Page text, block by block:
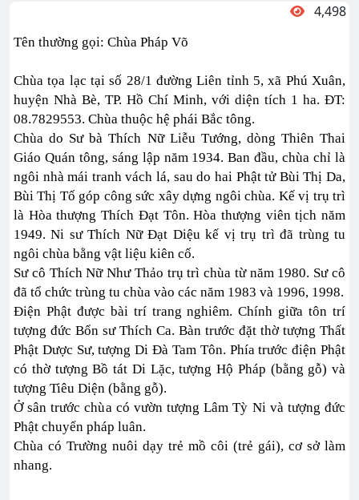
4,498
Tên thường gọi: Chùa Pháp Võ
Chùa tọa lạc tại số 28/1 đường Liên tỉnh 5, xã Phú Xuân,
huyện Nhà Bè, TP. Hồ Chí Minh, với diện tích 1 ha. ĐT:
08.7829553. Chùa thuộc hệ phái Bắc tông.
Chùa do Sư bà Thích Nữ Liễu Tướng, dòng Thiên Thai
Giáo Quán tông, sáng lập năm 1934. Ban đầu, chùa chỉ là
ngôi nhà mái tranh vách lá, sau do hai Phật tử Bùi Thị Da,
Bùi Thị Tố góp công sức xây dựng ngôi chùa. Kế vị trụ trì
là Hòa thượng Thích Đạt Tôn. Hòa thượng viên tịch năm
1949. Ni sư Thích Nữ Đạt Diệu kế vị trụ trì đã trùng tu
ngôi chùa bằng vật liệu kiên cố.
Sư cô Thích Nữ Như Thảo trụ trì chùa từ năm 1980. Sư cô
đã tổ chức trùng tu chùa vào các năm 1983 và 1996, 1998.
Điện Phật được bài trí trang nghiêm. Chính giữa tôn trí
tượng đức Bổn sư Thích Ca. Bàn trước đặt thờ tượng Thất
Phật Dược Sư, tượng Di Đà Tam Tôn. Phía trước điện Phật
có thờ tượng Bồ tát Di Lặc, tượng Hộ Pháp (bằng gỗ) và
tượng Tiêu Diện (bằng gỗ).
Ở sân trước chùa có vườn tượng Lâm Tỳ Ni và tượng đức
Phật chuyển pháp luân.
Chùa có Trường nuôi dạy trẻ mồ côi (trẻ gái), cơ sở làm
nhang.